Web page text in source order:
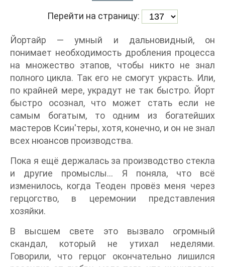
Перейти на страницу:
Йортайр — умный и дальновидный, он
понимает необходимость дробления процесса
на множество этапов, чтобы никто не знал
полного цикла. Так его не смогут украсть. Или,
по крайней мере, украдут не так быстро. Йорт
быстро осознал, что может стать если не
самым богатым, то одним из богатейших
мастеров Ксин'теры, хотя, конечно, и он не знал
всех нюансов производства.
Пока я ещё держалась за производство стекла
и другие промыслы... Я поняла, что всё
изменилось, когда Теоден провёз меня через
герцогство, в церемонии представления
хозяйки.
В высшем свете это вызвало огромный
скандал, который не утихал неделями.
Говорили, что герцог окончательно лишился